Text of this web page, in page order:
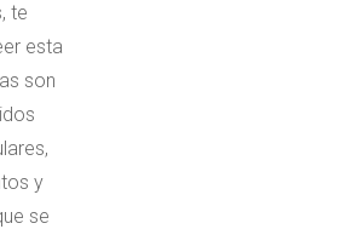
te
esta
son
y
se